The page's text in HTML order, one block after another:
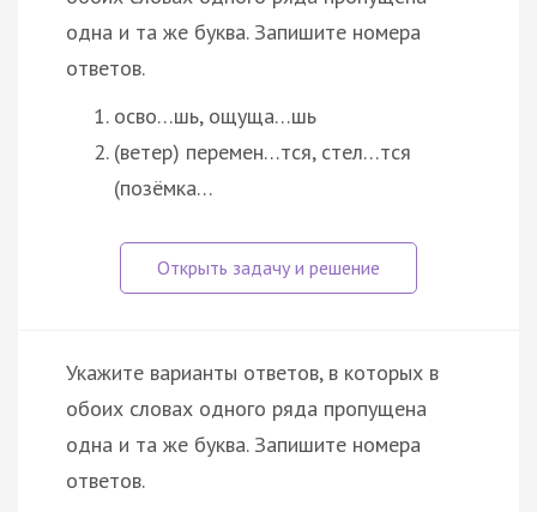
одна и та же буква. Запишите номера
ответов.
осво…шь, ощуща…шь
(ветер) перемен…тся, стел…тся
(позёмка…
Укажите варианты ответов, в которых в
обоих словах одного ряда пропущена
одна и та же буква. Запишите номера
ответов.